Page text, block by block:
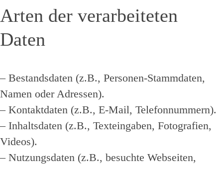
Arten der verarbeiteten
Daten
– Bestandsdaten (z.B., Personen-Stammdaten,
Namen oder Adressen).
– Kontaktdaten (z.B., E-Mail, Telefonnummern).
– Inhaltsdaten (z.B., Texteingaben, Fotografien,
Videos).
– Nutzungsdaten (z.B., besuchte Webseiten,